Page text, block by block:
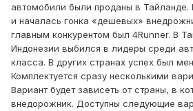
автомобили были проданы в Тайланде.
и началась гонка «дешевых»
главным конкурентом был 4Runner. В
Индонезии выбился в лидеры среди
класса. В других странах успех был
Комплектуется сразу несколькими
Вариант будет зависеть от страны, в
внедорожник. Доступны следующие